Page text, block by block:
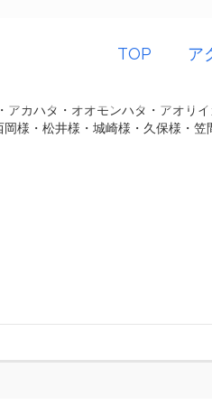
TOP ア
アカハタ・オオモンハタ・アオリ
様・松井様・城崎様・久保様・笠